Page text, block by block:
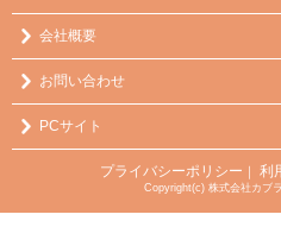
会社概要
お問い合わせ
PCサイト
プライバシーポリシー ｜ 利
Copyright(c) 株式会社カブ